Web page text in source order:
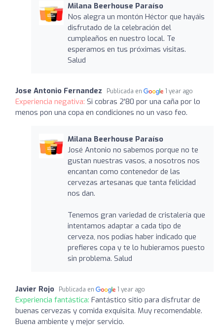
Milana Beerhouse Paraíso
Nos alegra un montón Héctor que hayáis
disfrutado de la celebración del
cumpleaños en nuestro local. Te
esperamos en tus próximas visitas.
Salud
Jose Antonio Fernandez Publicada en 1 year ago
Experiencia negativa: Si cobras 2'80 por una caña por lo
menos pon una copa en condiciones no un vaso feo.
Milana Beerhouse Paraíso
José Antonio no sabemos porque no te
gustan nuestras vasos, a nosotros nos
encantan como contenedor de las
cervezas artesanas que tanta felicidad
nos dan.
Tenemos gran variedad de cristalería que
intentamos adaptar a cada tipo de
cerveza, nos podías haber indicado que
prefieres copa y te lo hubieramos puesto
sin problema. Salud
Javier Rojo Publicada en 1 year ago
Experiencia fantástica: Fantástico sitio para disfrutar de
buenas cervezas y comida exquisita. Muy recomendable.
Buena ambiente y mejor servicio.